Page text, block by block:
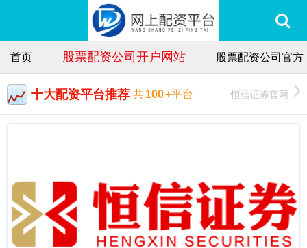
首页 股票配资公司开户网站 股票配资公司官方
十大配资平台推荐 共100+平台 恒信证券官网